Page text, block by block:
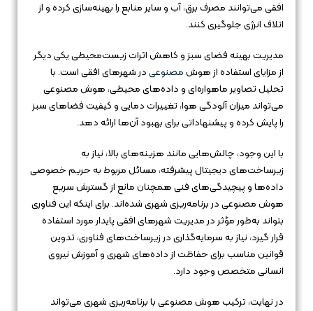
افقی می‌توانند مصرف برق، آب و سایر منابع را بهینه‌سازی کرده و از
اتلاف انرژی جلوگیری کنند.
مدیریت بهینه فضای سبز و کاهش اثرات زیست‌محیطی یکی دیگر
از مزایای استفاده از هوشمصنوعیدر شهرهای افقی است. با
تحلیل تصاویر ماهواره‌ای و داده‌های محیطی، هوش مصنوعی
می‌تواند میزان آلودگی هوا، تغییرات دمایی و کیفیت فضاهای سبز
را پایش کرده و پیشنهاداتی برای بهبود آن‌ها ارائه دهد.
با این وجود، چالش‌هایی مانند هزینه‌های بالا، نیاز به
زیرساخت‌های دیجیتال پیشرفته، مسائل مربوط به حریم خصوصی
داده‌ها و پیچیدگی‌های فنی همچنان مانع از گسترش سریع
هوش مصنوعی در برنامه‌ریزی شهری شده‌اند. برای اینکه این فناوری
بتواند به‌طور مؤثر در مدیریت شهرهای افقی پایدار مورد استفاده
قرار گیرد، نیاز به سرمایه‌گذاری در زیرساخت‌های فناوری، تدوین
قوانین مناسب برای حفاظت از داده‌های شهری و آموزش نیروی
انسانی متخصص وجود دارد.
در نهایت، ترکیب هوش مصنوعی با برنامه‌ریزی شهری می‌تواند